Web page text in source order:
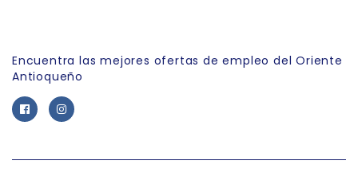
Encuentra las mejores ofertas de empleo del Oriente
Antioqueño